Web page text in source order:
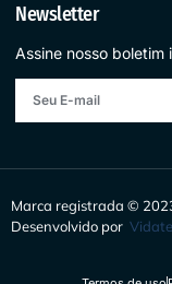
Newsletter
Assine nosso boletim
Marca registrada ©
Desenvolvido por